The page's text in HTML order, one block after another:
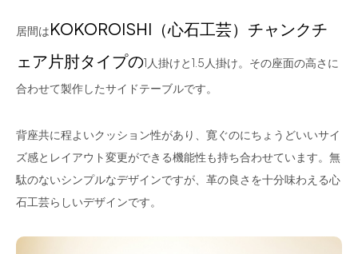
居間はKOKOROISHI（心石工芸）チャンクチ
ェア片肘タイプの1人掛けと1.5人掛け。その座面の高さに
合わせて製作したサイドテーブルです。
背座共に程よいクッション性があり、寛ぐのにちょうどいいサイ
ズ感とレイアウト変更ができる機能性も持ち合わせています。無
駄のないシンプルなデザインですが、革の良さを十分味わえる心
石工芸らしいデザインです。